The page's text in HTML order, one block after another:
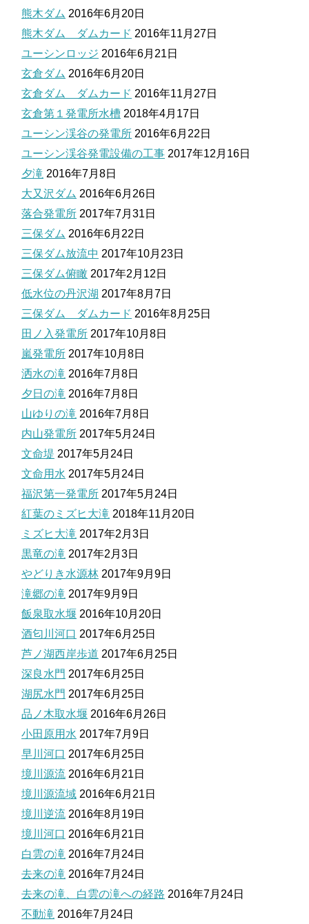
熊木ダム 2016年6月20日
熊木ダム ダムカード 2016年11月27日
ユーシンロッジ 2016年6月21日
玄倉ダム 2016年6月20日
玄倉ダム ダムカード 2016年11月27日
玄倉第１発電所水槽 2018年4月17日
ユーシン渓谷の発電所 2016年6月22日
ユーシン渓谷発電設備の工事 2017年12月16日
夕滝 2016年7月8日
大又沢ダム 2016年6月26日
落合発電所 2017年7月31日
三保ダム 2016年6月22日
三保ダム放流中 2017年10月23日
三保ダム俯瞰 2017年2月12日
低水位の丹沢湖 2017年8月7日
三保ダム ダムカード 2016年8月25日
田ノ入発電所 2017年10月8日
嵐発電所 2017年10月8日
洒水の滝 2016年7月8日
夕日の滝 2016年7月8日
山ゆりの滝 2016年7月8日
内山発電所 2017年5月24日
文命堤 2017年5月24日
文命用水 2017年5月24日
福沢第一発電所 2017年5月24日
紅葉のミズヒ大滝 2018年11月20日
ミズヒ大滝 2017年2月3日
黒竜の滝 2017年2月3日
やどりき水源林 2017年9月9日
滝郷の滝 2017年9月9日
飯泉取水堰 2016年10月20日
酒匂川河口 2017年6月25日
芦ノ湖西岸歩道 2017年6月25日
深良水門 2017年6月25日
湖尻水門 2017年6月25日
品ノ木取水堰 2016年6月26日
小田原用水 2017年7月9日
早川河口 2017年6月25日
境川源流 2016年6月21日
境川源流域 2016年6月21日
境川逆流 2016年8月19日
境川河口 2016年6月21日
白雲の滝 2016年7月24日
去来の滝 2016年7月24日
去来の滝、白雲の滝への経路 2016年7月24日
不動滝 2016年7月24日